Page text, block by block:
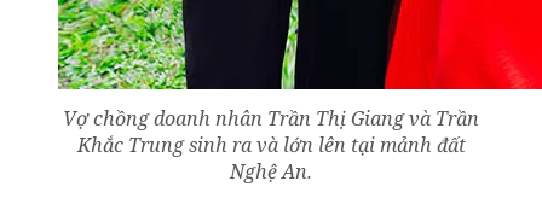
Vợ chồng doanh nhân Trần Thị Giang và Trần
Khắc Trung sinh ra và lớn lên tại mảnh đất
Nghệ An.